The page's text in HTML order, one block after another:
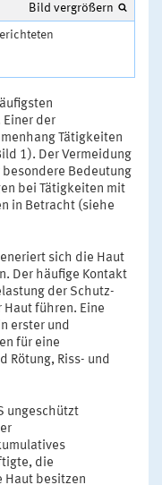
Bild vergrößern
der
Tätigkeiten
1). Der Vermeidung
Bedeutung
bei Tätigkeiten mit
in Betracht (siehe
sich die Haut
Der häufige Kontakt
der Schutz-
führen. Eine
erster und
für eine
Rötung, Riss- und
ungeschützt
die
Haut besitzen